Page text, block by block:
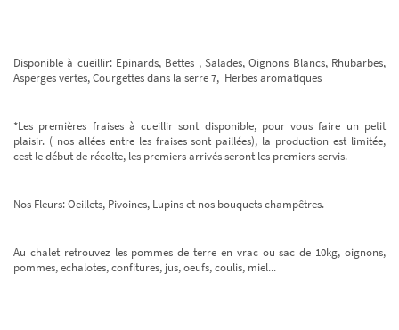
Disponible à cueillir: Epinards, Bettes , Salades, Oignons Blancs, Rhubarbes,
Asperges vertes, Courgettes dans la serre 7, Herbes aromatiques
*Les premières fraises à cueillir sont disponible, pour vous faire un petit
plaisir. ( nos allées entre les fraises sont paillées), la production est limitée,
cest le début de récolte, les premiers arrivés seront les premiers servis.
Nos Fleurs: Oeillets, Pivoines, Lupins et nos bouquets champêtres.
Au chalet retrouvez les pommes de terre en vrac ou sac de 10kg, oignons,
pommes, echalotes, confitures, jus, oeufs, coulis, miel...